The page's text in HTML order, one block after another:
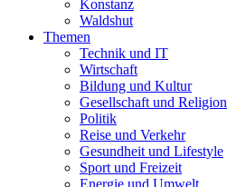
Konstanz
Waldshut
Themen
Technik und IT
Wirtschaft
Bildung und Kultur
Gesellschaft und Religion
Politik
Reise und Verkehr
Gesundheit und Lifestyle
Sport und Freizeit
Energie und Umwelt